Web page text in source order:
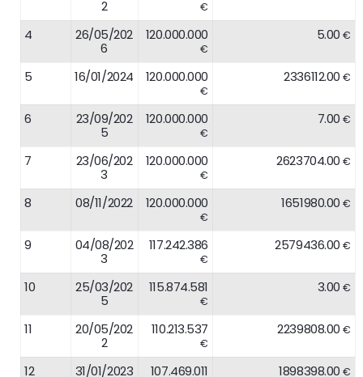
2
€
4
26/05/202
6
120.000.000
€
5.00€
5 16/01/2024 120.000.000
€
2336112.00€
6
23/09/202
5
120.000.000
€
7.00€
7
23/06/202
3
120.000.000
€
2623704.00€
8 08/11/2022 120.000.000
€
1651980.00€
9
04/08/202
3
117.242.386
€
2579436.00€
10
25/03/202
5
115.874.581
€
3.00€
11
20/05/202
2
110.213.537
€
2239808.00€
12 31/01/2023 107.469.011 1898398.00€